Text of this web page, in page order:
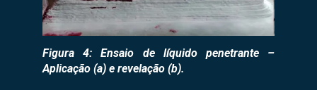
Figura 4: Ensaio de líquido penetrante –
Aplicação (a) e revelação (b).